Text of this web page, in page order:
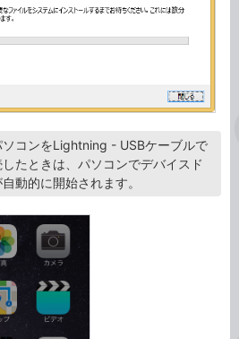
コンをLightning - USBケーブルで
たときは、パソコンでデバイスド
動的に開始されます。